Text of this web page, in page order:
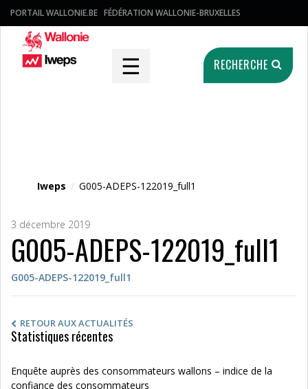
PORTAIL WALLONIE.BE FÉDÉRATION WALLONIE-BRUXELLES
☰ RECHERCHE
Iweps / G005-ADEPS-122019_full1
3 décembre 2019
G005-ADEPS-122019_full1
G005-ADEPS-122019_full1
RETOUR AUX ACTUALITÉS
Statistiques récentes
Enquête auprès des consommateurs wallons – indice de la
confiance des consommateurs